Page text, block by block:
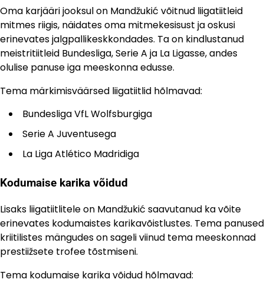
Oma karjääri jooksul on Mandžukić võitnud liigatiitleid
mitmes riigis, näidates oma mitmekesisust ja oskusi
erinevates jalgpallikeskkondades. Ta on kindlustanud
meistritiitleid Bundesliga, Serie A ja La Ligasse, andes
olulise panuse iga meeskonna edusse.
Tema märkimisväärsed liigatiitlid hõlmavad:
Bundesliga VfL Wolfsburgiga
Serie A Juventusega
La Liga Atlético Madridiga
Kodumaise karika võidud
Lisaks liigatiitlitele on Mandžukić saavutanud ka võite
erinevates kodumaistes karikavõistlustes. Tema panused
kriitilistes mängudes on sageli viinud tema meeskonnad
prestiižsete trofee tõstmiseni.
Tema kodumaise karika võidud hõlmavad: